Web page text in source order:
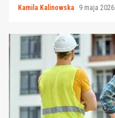
Kamila Kalinowska 9 maja 2026